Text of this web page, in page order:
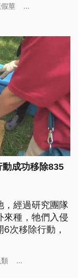
莖 ...
成功移除835
，經過研究團隊
來種，牠們入侵
次移除行動，
...